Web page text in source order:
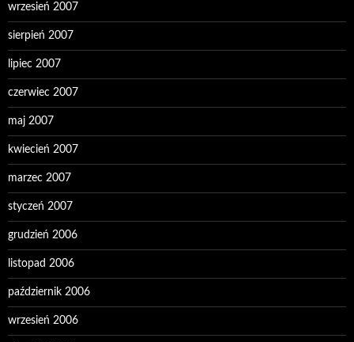
wrzesień 2007
sierpień 2007
lipiec 2007
czerwiec 2007
maj 2007
kwiecień 2007
marzec 2007
styczeń 2007
grudzień 2006
listopad 2006
październik 2006
wrzesień 2006